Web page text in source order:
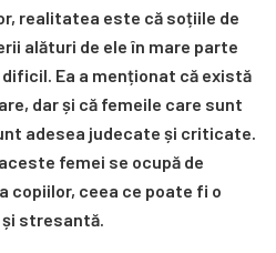
realitatea este că soțiile de
alături de ele în mare parte
Ea a menționat că există
dar și că femeile care sunt
adesea judecate și criticate.
femei se ocupă de
copiilor, ceea ce poate fi o
stresantă.